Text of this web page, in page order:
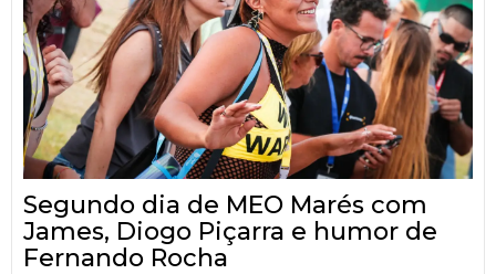
Segundo dia de MEO Marés com
James, Diogo Piçarra e humor de
Fernando Rocha